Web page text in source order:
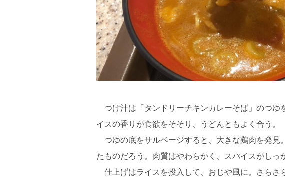
つけ汁は「タンドリーチキンカレーそば」のつゆ
イスの香りが食欲をそそり、うどんともよく合う。
つゆの底をサルベージすると、大きな鶏肉を発見
たものだろう。肉質はやわらかく、スパイスがしっ
仕上げはライスを投入して、おじや風に。さらさ